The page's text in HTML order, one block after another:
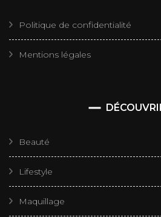
Politique de confidentialité
Mentions légales
Beauté
Lifestyle
Maquillage